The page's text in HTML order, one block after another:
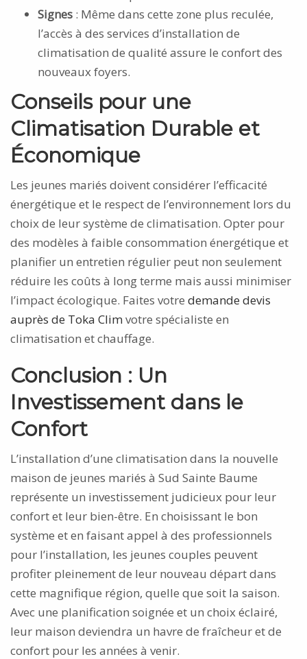
Signes : Même dans cette zone plus reculée,
l’accès à des services d’installation de
climatisation de qualité assure le confort des
nouveaux foyers.
Conseils pour une
Climatisation Durable et
Économique
Les jeunes mariés doivent considérer l’efficacité
énergétique et le respect de l’environnement lors du
choix de leur système de climatisation. Opter pour
des modèles à faible consommation énergétique et
planifier un entretien régulier peut non seulement
réduire les coûts à long terme mais aussi minimiser
l’impact écologique. Faites votre demande devis
auprès de Toka Clim votre spécialiste en
climatisation et chauffage.
Conclusion : Un
Investissement dans le
Confort
L’installation d’une climatisation dans la nouvelle
maison de jeunes mariés à Sud Sainte Baume
représente un investissement judicieux pour leur
confort et leur bien-être. En choisissant le bon
système et en faisant appel à des professionnels
pour l’installation, les jeunes couples peuvent
profiter pleinement de leur nouveau départ dans
cette magnifique région, quelle que soit la saison.
Avec une planification soignée et un choix éclairé,
leur maison deviendra un havre de fraîcheur et de
confort pour les années à venir.